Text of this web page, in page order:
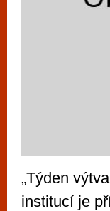
„Týden
institucí je